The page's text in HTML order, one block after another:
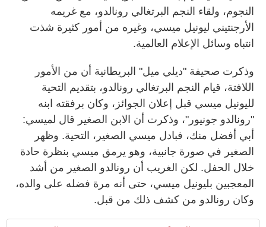
النجوم، ولقاء النجم البرتغالي رونالدو، مع غريمه
الأرجنتيني ليونيل ميسي، وغيره من أمور كثيرة شذت
انتباه وسائل الإعلام العالمية.
وذكرت صحيفة "ديلي ميل" البريطانية أن من الأمور
اللافتة، قيام النجم البرتغالي رونالدو، بتقديم التحية
لليونيل ميسي قبل إعلان الجوائز، وكان برفقته ابنه
"رونالدو جونيور"، وذكرت أن الابن الصغير قال لميسي:
أبي أفضل منك، فبادل ميسي الصغير، التحية. وظهر
الصغير في صورة جانبية، وهو يرمق ميسي بنظرة حادة
خلال الحفل. لكن الغريب أن رونالدو الصغير من أشد
المعجبين بليونيل ميسي، حتى أنه مرة فضله على والده،
وكان رونالدو من كشف ذلك من قبل.